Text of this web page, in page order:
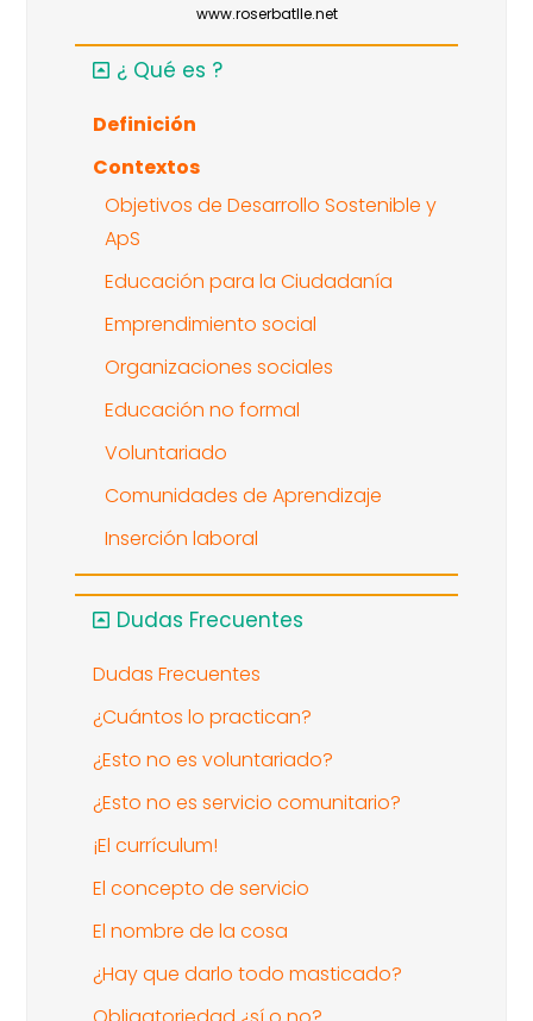
www.roserbatlle.net
¿ Qué es ?
Definición
Contextos
Objetivos de Desarrollo Sostenible y
ApS
Educación para la Ciudadanía
Emprendimiento social
Organizaciones sociales
Educación no formal
Voluntariado
Comunidades de Aprendizaje
Inserción laboral
Dudas Frecuentes
Dudas Frecuentes
¿Cuántos lo practican?
¿Esto no es voluntariado?
¿Esto no es servicio comunitario?
¡El currículum!
El concepto de servicio
El nombre de la cosa
¿Hay que darlo todo masticado?